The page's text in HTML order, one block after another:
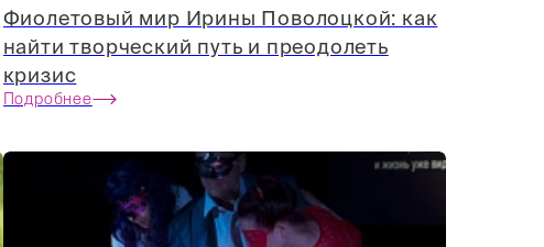
Фиолетовый мир Ирины Поволоцкой: как
найти творческий путь и преодолеть
кризис
Подробнее